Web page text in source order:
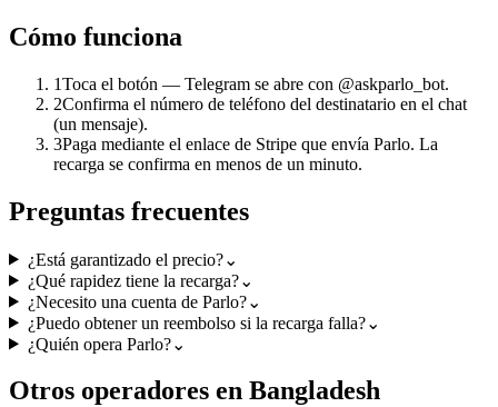
Cómo funciona
1Toca el botón — Telegram se abre con @askparlo_bot.
2Confirma el número de teléfono del destinatario en el chat
(un mensaje).
3Paga mediante el enlace de Stripe que envía Parlo. La
recarga se confirma en menos de un minuto.
Preguntas frecuentes
¿Está garantizado el precio?⌄
¿Qué rapidez tiene la recarga?⌄
¿Necesito una cuenta de Parlo?⌄
¿Puedo obtener un reembolso si la recarga falla?⌄
¿Quién opera Parlo?⌄
Otros operadores en Bangladesh